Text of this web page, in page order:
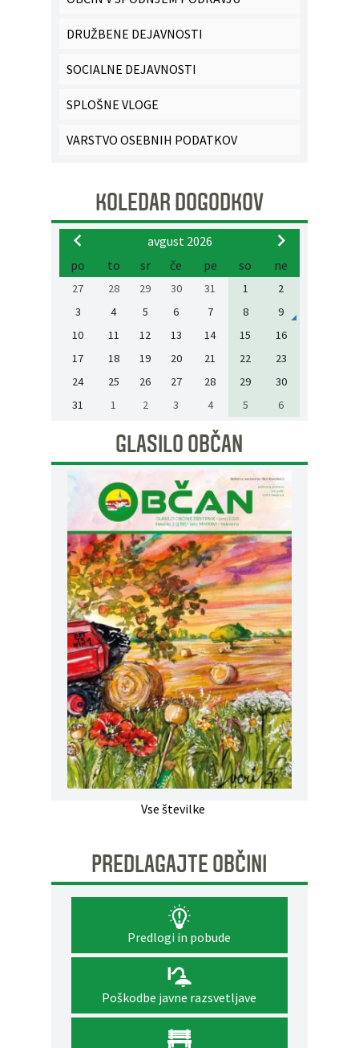
DRUŽBENE DEJAVNOSTI
SOCIALNE DEJAVNOSTI
SPLOŠNE VLOGE
VARSTVO OSEBNIH PODATKOV
KOLEDAR DOGODKOV
avgust 2026
po
to sr če pe so ne
27 28 29 30 31 1
2
3
4 5 6 7 8
9
10
11 12 13 14 15
16
17
18 19 20 21 22
23
24
25 26 27 28 29
30
31
1 2 3 4 5 6
GLASILO OBČAN
Vse številke
PREDLAGAJTE OBČINI
Predlogi in pobude
Poškodbe javne razsvetljave